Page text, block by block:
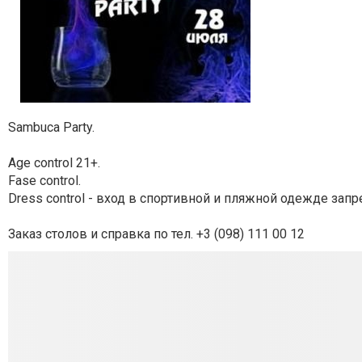
Sambuca Party.
Age control 21+.
Fase control.
Dress control - вход в спортивной и пляжной одежде
Заказ столов и справка по тел. +3 (098) 111 00 12